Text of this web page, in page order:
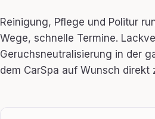
Reinigung, Pflege und Politur
Wege, schnelle Termine.
Geruchsneutralisierung in der
dem CarSpa auf Wunsch direkt